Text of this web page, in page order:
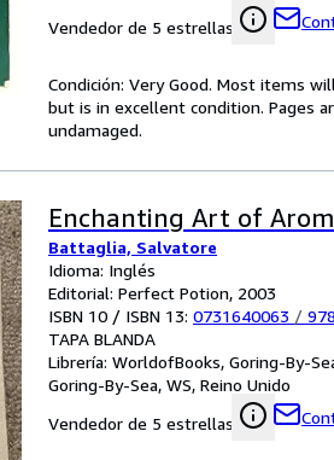
Vendedor de 5 estrellas
Condición: Very Good. Most items
but is in excellent condition. Pages
undamaged.
Enchanting Art of
Battaglia, Salvatore
Idioma: Inglés
Editorial: Perfect Potion, 2003
ISBN 10 / ISBN 13: 0731640063 /
TAPA BLANDA
Librería: WorldofBooks, Goring-By-
Goring-By-Sea, WS, Reino Unido
Vendedor de 5 estrellas